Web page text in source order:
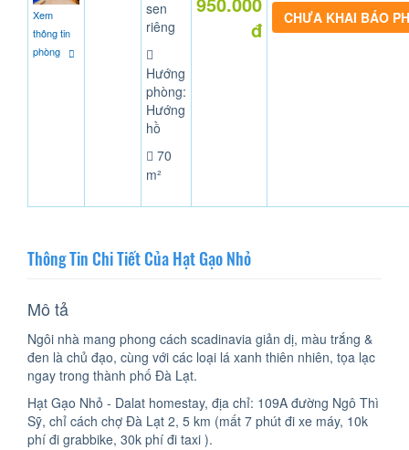
Xem
thông tin
phòng
sen
riêng
Hướng
phòng:
Hướng
hồ
70
m²
đ
CHƯA KHAI BÁO
Thông Tin Chi Tiết Của Hạt Gạo Nhỏ
Mô tả
Ngôi nhà mang phong cách scadinavia giản dị, màu trắng &
đen là chủ đạo, cùng với các loại lá xanh thiên nhiên, tọa lạc
ngay trong thành phố Đà Lạt.
Hạt Gạo Nhỏ - Dalat homestay, địa chỉ: 109A đường Ngô Thì
Sỹ, chỉ cách chợ Đà Lạt 2, 5 km (mất 7 phút đi xe máy, 10k
phí đi grabbike, 30k phí đi taxi ).